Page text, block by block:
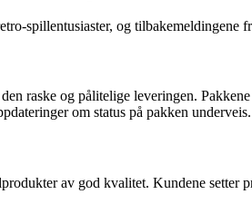
spillentusiaster, og
raske og pålitelige leveringen.
om status på pakken underveis.
av god kvalitet. Kundene setter